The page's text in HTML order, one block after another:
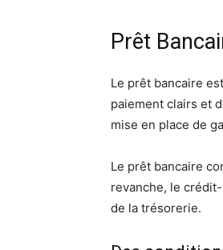
Prêt
Le prêt bancaire
paiement clairs et
mise en place de
Le prêt bancaire
revanche, le
de la trésorerie.